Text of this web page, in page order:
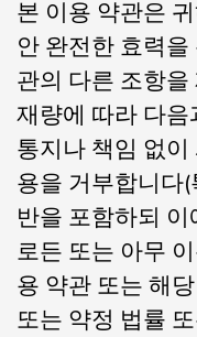
본 이용 약관은
안 완전한 효력
관의 다른 조항
재량에 따라 다
통지나 책임 없
용을 거부합니다(
반을 포함하되
로든 또는 아무
용 약관 또는 해
또는 약정 법률